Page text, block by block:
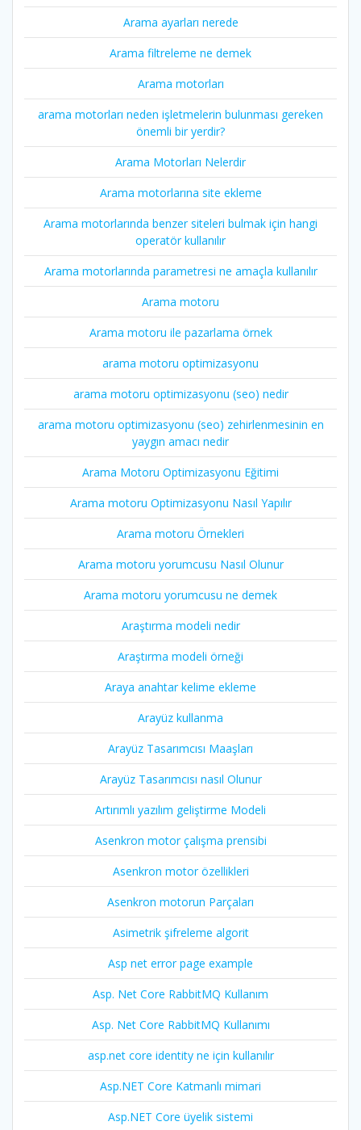
Arama ayarları nerede
Arama filtreleme ne demek
Arama motorları
arama motorları neden işletmelerin bulunması gereken
önemli bir yerdir?
Arama Motorları Nelerdir
Arama motorlarına site ekleme
Arama motorlarında benzer siteleri bulmak için hangi
operatör kullanılır
Arama motorlarında parametresi ne amaçla kullanılır
Arama motoru
Arama motoru ile pazarlama örnek
arama motoru optimizasyonu
arama motoru optimizasyonu (seo) nedir
arama motoru optimizasyonu (seo) zehirlenmesinin en
yaygın amacı nedir
Arama Motoru Optimizasyonu Eğitimi
Arama motoru Optimizasyonu Nasıl Yapılır
Arama motoru Örnekleri
Arama motoru yorumcusu Nasıl Olunur
Arama motoru yorumcusu ne demek
Araştırma modeli nedir
Araştırma modeli örneği
Araya anahtar kelime ekleme
Arayüz kullanma
Arayüz Tasarımcısı Maaşları
Arayüz Tasarımcısı nasıl Olunur
Artırımlı yazılım geliştirme Modeli
Asenkron motor çalışma prensibi
Asenkron motor özellikleri
Asenkron motorun Parçaları
Asimetrik şifreleme algorit
Asp net error page example
Asp. Net Core RabbitMQ Kullanım
Asp. Net Core RabbitMQ Kullanımı
asp.net core identity ne için kullanılır
Asp.NET Core Katmanlı mimari
Asp.NET Core üyelik sistemi